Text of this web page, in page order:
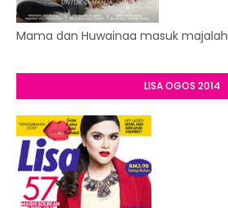
Mama dan Huwainaa masuk majalah
LISA OGOS 2014